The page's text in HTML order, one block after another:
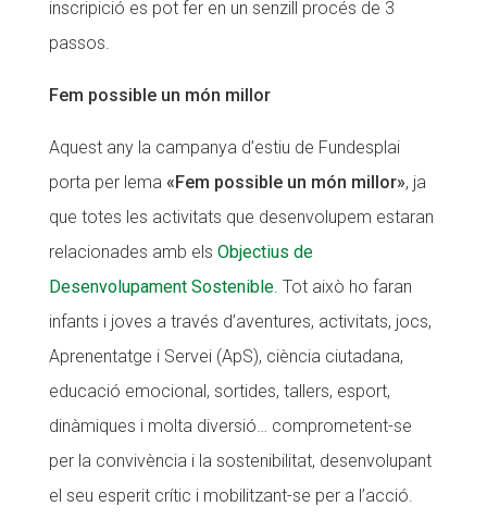
inscripició es pot fer en un senzill procés de 3
passos.
Fem possible un món millor
Aquest any la campanya d’estiu de Fundesplai
porta per lema «Fem possible un món millor», ja
que totes les activitats que desenvolupem estaran
relacionades amb els Objectius de
Desenvolupament Sostenible. Tot això ho faran
infants i joves a través d’aventures, activitats, jocs,
Aprenentatge i Servei (ApS), ciència ciutadana,
educació emocional, sortides, tallers, esport,
dinàmiques i molta diversió… comprometent-se
per la convivència i la sostenibilitat, desenvolupant
el seu esperit crític i mobilitzant-se per a l’acció.